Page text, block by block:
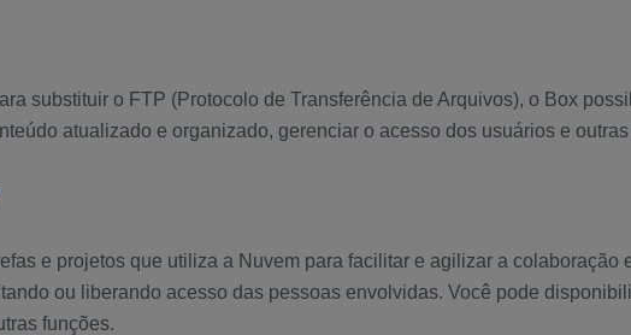
substituir o FTP (Protocolo de Transferência de Arquivos), o Box
atualizado e organizado, gerenciar o acesso dos usuários e
e projetos que utiliza a Nuvem para facilitar e agilizar a
ou liberando acesso das pessoas envolvidas. Você pode
funções.